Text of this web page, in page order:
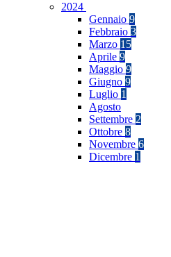
2024
Gennaio 9
Febbraio 3
Marzo 15
Aprile 9
Maggio 9
Giugno 9
Luglio 1
Agosto
Settembre 2
Ottobre 8
Novembre 6
Dicembre 1